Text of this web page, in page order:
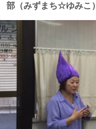
部（みずまち☆ゆみこ）